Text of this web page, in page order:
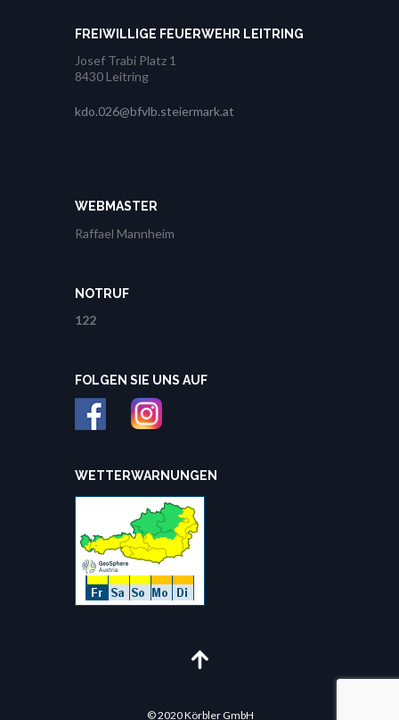
FREIWILLIGE FEUERWEHR LEITRING
Josef Trabi Platz 1
8430 Leitring
kdo.026@bfvlb.steiermark.at
WEBMASTER
Raffael Mannheim
NOTRUF
122
FOLGEN SIE UNS AUF
WETTERWARNUNGEN
© 2020 Körbler GmbH